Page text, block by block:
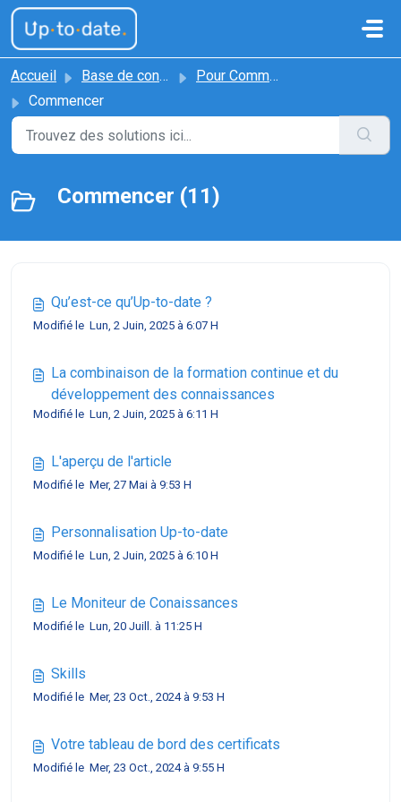
Passer au contenu principal
Accueil Base de connaissances
Pour Commencer
Commencer
Commencer (11)
Qu’est-ce qu’Up-to-date ?
Modifié le Lun, 2 Juin, 2025 à 6:07 H
La combinaison de la formation continue et du
développement des connaissances
Modifié le Lun, 2 Juin, 2025 à 6:11 H
L'aperçu de l'article
Modifié le Mer, 27 Mai à 9:53 H
Personnalisation Up-to-date
Modifié le Lun, 2 Juin, 2025 à 6:10 H
Le Moniteur de Conaissances
Modifié le Lun, 20 Juill. à 11:25 H
Skills
Modifié le Mer, 23 Oct., 2024 à 9:53 H
Votre tableau de bord des certificats
Modifié le Mer, 23 Oct., 2024 à 9:55 H